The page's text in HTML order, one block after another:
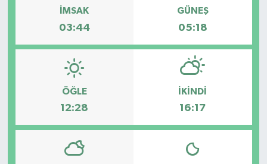
İMSAK
03:44
GÜNEŞ
05:18
ÖĞLE
12:28
İKINDI
16:17
Turizm
Kültür ve Sanat
Sivil Toplum